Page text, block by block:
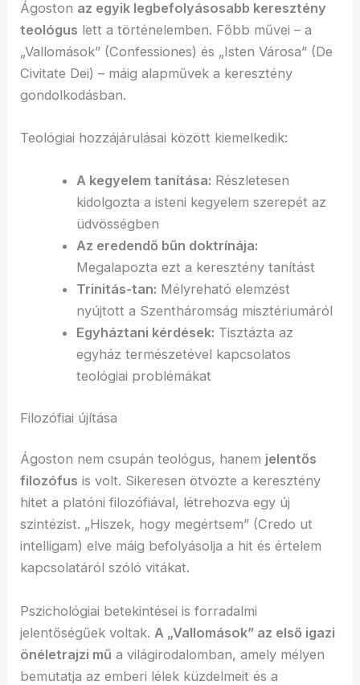
Ágoston az egyik legbefolyásosabb keresztény
teológus lett a történelemben. Főbb művei – a
„Vallomások” (Confessiones) és „Isten Városa” (De
Civitate Dei) – máig alapművek a keresztény
gondolkodásban.
Teológiai hozzájárulásai között kiemelkedik:
A kegyelem tanítása: Részletesen
kidolgozta a isteni kegyelem szerepét az
üdvösségben
Az eredendő bűn doktrínája:
Megalapozta ezt a keresztény tanítást
Trinitás-tan: Mélyreható elemzést
nyújtott a Szentháromság misztériumáról
Egyháztani kérdések: Tisztázta az
egyház természetével kapcsolatos
teológiai problémákat
Filozófiai újítása
Ágoston nem csupán teológus, hanem jelentős
filozófus is volt. Sikeresen ötvözte a keresztény
hitet a platóni filozófiával, létrehozva egy új
szintézist. „Hiszek, hogy megértsem” (Credo ut
intelligam) elve máig befolyásolja a hit és értelem
kapcsolatáról szóló vitákat.
Pszichológiai betekintései is forradalmi
jelentőségűek voltak. A „Vallomások” az első igazi
önéletrajzi mű a világirodalomban, amely mélyen
bemutatja az emberi lélek küzdelmeit és a